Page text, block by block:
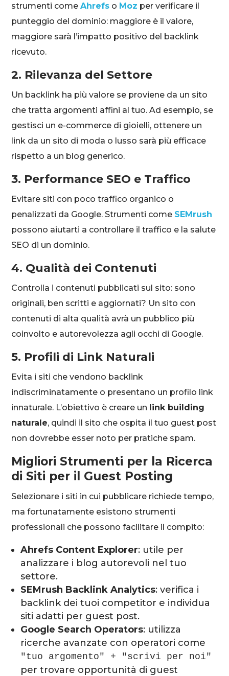
strumenti comeAhrefs o Moz per verificare il
punteggio del dominio: maggiore è il valore,
maggiore sarà l’impatto positivo del backlink
ricevuto.
2. Rilevanza del Settore
Un backlink ha più valore se proviene da un sito
che tratta argomenti affini al tuo. Ad esempio, se
gestisci un e-commerce di gioielli, ottenere un
link da un sito di moda o lusso sarà più efficace
rispetto a un blog generico.
3. Performance SEO e Traffico
Evitare siti con poco traffico organico o
penalizzati da Google. Strumenti come SEMrush
possono aiutarti a controllare il traffico e la salute
SEO di un dominio.
4. Qualità dei Contenuti
Controlla i contenuti pubblicati sul sito: sono
originali, ben scritti e aggiornati? Un sito con
contenuti di alta qualità avrà un pubblico più
coinvolto e autorevolezza agli occhi di Google.
5. Profili di Link Naturali
Evita i siti che vendono backlink
indiscriminatamente o presentano un profilo link
innaturale. L’obiettivo è creare un link building
naturale, quindi il sito che ospita il tuo guest post
non dovrebbe esser noto per pratiche spam.
Migliori Strumenti per la Ricerca
di Siti per il Guest Posting
Selezionare i siti in cui pubblicare richiede tempo,
ma fortunatamente esistono strumenti
professionali che possono facilitare il compito:
Ahrefs Content Explorer: utile per
analizzare i blog autorevoli nel tuo
settore.
SEMrush Backlink Analytics: verifica i
backlink dei tuoi competitor e individua
siti adatti per guest post.
Google Search Operators: utilizza
ricerche avanzate con operatori come
"tuo argomento" + "scrivi per noi"
per trovare opportunità di guest